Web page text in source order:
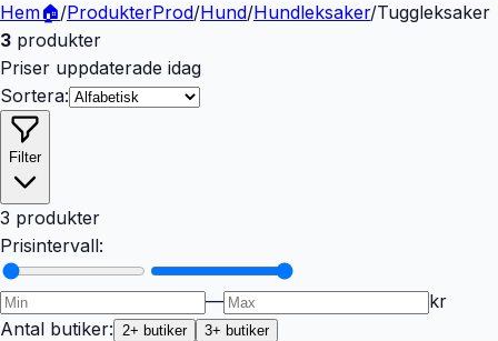
Hem🏠/ProdukterProd/Hund/Hundleksaker/Tuggleksaker
3 produkter
Priser uppdaterade idag
Sortera:
Filter
3 produkter
Prisintervall:
—
kr
Antal butiker: 2+ butiker 3+ butiker